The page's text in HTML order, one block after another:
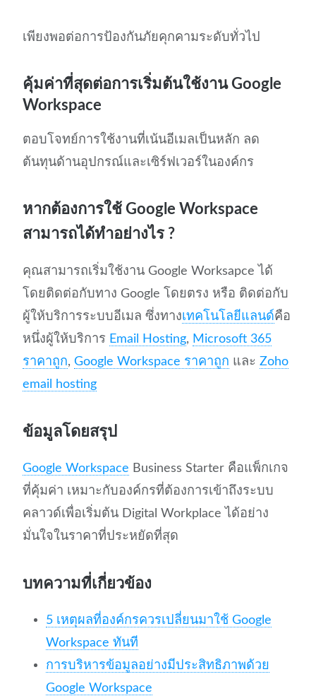
เพียงพอต่อการป้องกันภัยคุกคามระดับทั่วไป
คุ้มค่าที่สุดต่อการเริ่มต้นใช้งาน Google
Workspace
ตอบโจทย์การใช้งานที่เน้นอีเมลเป็นหลัก ลด
ต้นทุนด้านอุปกรณ์และเซิร์ฟเวอร์ในองค์กร
หากต้องการใช้ Google Workspace
สามารถได้ทำอย่างไร ?
คุณสามารถเริ่มใช้งาน Google Worksapce ได้
โดยติดต่อกับทาง Google โดยตรง หรือ ติดต่อกับ
ผู้ให้บริการระบบอีเมล ซึ่งทางเทคโนโลยีแลนด์คือ
หนึ่งผู้ให้บริการ Email Hosting, Microsoft 365
ราคาถูก,Google Workspace ราคาถูก และZoho
email hosting
ข้อมูลโดยสรุป
Google Workspace Business Starter คือแพ็กเกจ
ที่คุ้มค่า เหมาะกับองค์กรที่ต้องการเข้าถึงระบบ
คลาวด์เพื่อเริ่มต้น Digital Workplace ได้อย่าง
มั่นใจในราคาที่ประหยัดที่สุด
บทความที่เกี่ยวข้อง
5 เหตุผลที่องค์กรควรเปลี่ยนมาใช้ Google
Workspace ทันที
การบริหารข้อมูลอย่างมีประสิทธิภาพด้วย
Google Workspace